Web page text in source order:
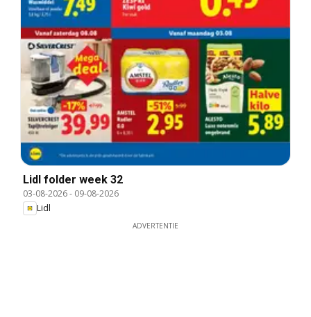
Lidl folder week 32
03-08-2026- 09-08-2026
Lidl
ADVERTENTIE